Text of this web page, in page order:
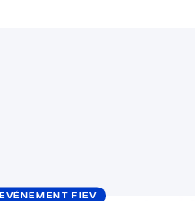
EVÉNEMENT FIEV